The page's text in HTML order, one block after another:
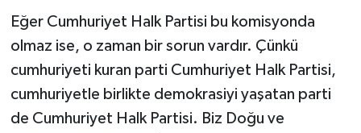
Eğer Cumhuriyet Halk Partisi bu komisyonda
olmaz ise, o zaman bir sorun vardır. Çünkü
cumhuriyeti kuran parti Cumhuriyet Halk Partisi,
cumhuriyetle birlikte demokrasiyi yaşatan parti
de Cumhuriyet Halk Partisi. Biz Doğu ve